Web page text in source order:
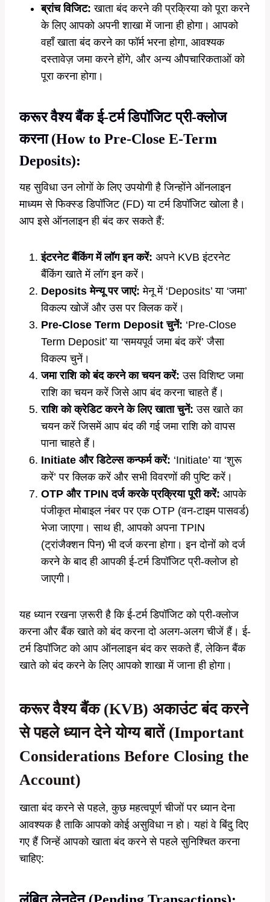
ब्रांच विजिट: खाता बंद करने की प्रक्रिया को पूरा करने
के लिए आपको अपनी शाखा में जाना ही होगा। आपको
वहाँ खाता बंद करने का फॉर्म भरना होगा, आवश्यक
दस्तावेज़ जमा करने होंगे, और अन्य औपचारिकताओं को
पूरा करना होगा।
करूर वैश्य बैंक ई-टर्म डिपॉजिट प्री-क्लोज
करना (How to Pre-Close E-Term
Deposits):
यह सुविधा उन लोगों के लिए उपयोगी है जिन्होंने ऑनलाइन
माध्यम से फिक्स्ड डिपॉजिट (FD) या टर्म डिपॉजिट खोला है।
आप इसे ऑनलाइन ही बंद कर सकते हैं:
इंटरनेट बैंकिंग में लॉग इन करें: अपने KVB इंटरनेट
बैंकिंग खाते में लॉग इन करें।
Deposits मेन्यू पर जाएं: मेनू में ‘Deposits’ या ‘जमा’
विकल्प खोजें और उस पर क्लिक करें।
Pre-Close Term Deposit चुनें: ‘Pre-Close
Term Deposit’ या ‘समयपूर्व जमा बंद करें’ जैसा
विकल्प चुनें।
जमा राशि को बंद करने का चयन करें: उस विशिष्ट जमा
राशि का चयन करें जिसे आप बंद करना चाहते हैं।
राशि को क्रेडिट करने के लिए खाता चुनें: उस खाते का
चयन करें जिसमें आप बंद की गई जमा राशि को वापस
पाना चाहते हैं।
Initiate और डिटेल्स कन्फर्म करें: ‘Initiate’ या ‘शुरू
करें’ पर क्लिक करें और सभी विवरणों की पुष्टि करें।
OTP और TPIN दर्ज करके प्रक्रिया पूरी करें: आपके
पंजीकृत मोबाइल नंबर पर एक OTP (वन-टाइम पासवर्ड)
भेजा जाएगा। साथ ही, आपको अपना TPIN
(ट्रांजैक्शन पिन) भी दर्ज करना होगा। इन दोनों को दर्ज
करने के बाद ही आपकी ई-टर्म डिपॉजिट प्री-क्लोज हो
जाएगी।
यह ध्यान रखना ज़रूरी है कि ई-टर्म डिपॉजिट को प्री-क्लोज
करना और बैंक खाते को बंद करना दो अलग-अलग चीजें हैं। ई-
टर्म डिपॉजिट को आप ऑनलाइन बंद कर सकते हैं, लेकिन बैंक
खाते को बंद करने के लिए आपको शाखा में जाना ही होगा।
करूर वैश्य बैंक (KVB) अकाउंट बंद करने
से पहले ध्यान देने योग्य बातें (Important
Considerations Before Closing the
Account)
खाता बंद करने से पहले, कुछ महत्वपूर्ण चीजों पर ध्यान देना
आवश्यक है ताकि आपको कोई असुविधा न हो। यहां वे बिंदु दिए
गए हैं जिन्हें आपको खाता बंद करने से पहले सुनिश्चित करना
चाहिए: